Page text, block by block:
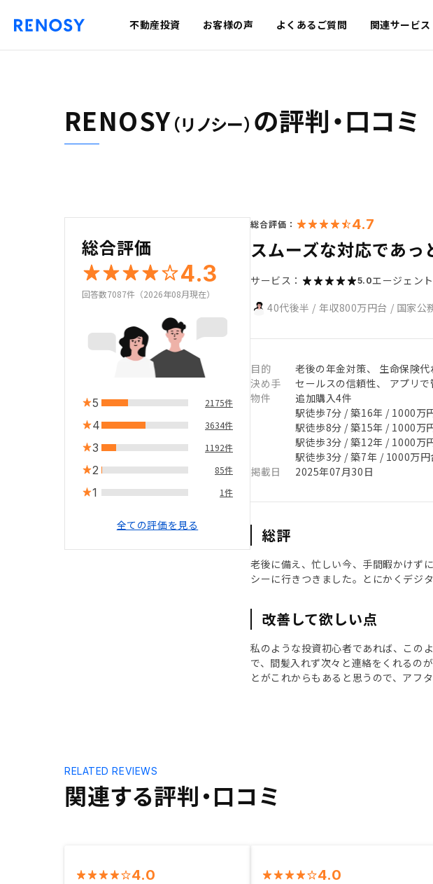
不動産投資 お客様の声 よくあるご質問 関連サービス
RENOSY（リノシー） の評判・口コミ
総合評価
4.3
回答数7087件（2026年08月現在）
5 2175件
4 3634件
3 1192件
2 85件
1 1件
全ての評価を見る
総合評価： 4.7
スムーズな対応であっ
サービス： 5.0エージェント
40代後半 / 年収800万円台 / 国家公
目的
老後の年金対策、 生命保険代
決め手
セールスの信頼性、 アプリ
物件
追加購入4件
駅徒歩7分 / 築16年 / 1000万
駅徒歩8分 / 築15年 / 1000万
駅徒歩3分 / 築12年 / 1000万
駅徒歩3分 / 築7年 / 1000万円
掲載日
2025年07月30日
総評
老後に備え、忙しい今、手間暇かけず
シーに行きつきました。とにかくデジ
改善して欲しい点
私のような投資初心者であれば、この
で、間髪入れず次々と連絡をくれるの
とがこれからもあると思うので、アフ
関連する評判・口コミ
RELATED REVIEWS
4.0 4.0